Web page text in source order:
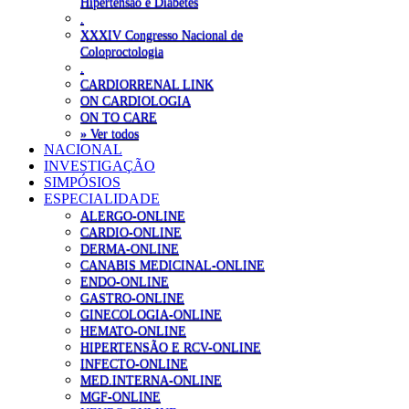
XXXIV Congresso Nacional de
Coloproctologia
CARDIORRENAL LINK
ON CARDIOLOGIA
ON TO CARE
» Ver todos
NACIONAL
INVESTIGAÇÃO
SIMPÓSIOS
ESPECIALIDADE
ALERGO-ONLINE
CARDIO-ONLINE
DERMA-ONLINE
CANABIS MEDICINAL-ONLINE
ENDO-ONLINE
GASTRO-ONLINE
GINECOLOGIA-ONLINE
HEMATO-ONLINE
HIPERTENSÃO E RCV-ONLINE
INFECTO-ONLINE
MED.INTERNA-ONLINE
MGF-ONLINE